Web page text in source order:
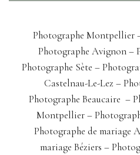
Photographe Montpellier
Photographe Avignon–
Photographe Sète –
Castelnau-Le-Lez –
Photographe Beaucaire –
Montpellier–
Photographe de mariage
mariage Béziers –